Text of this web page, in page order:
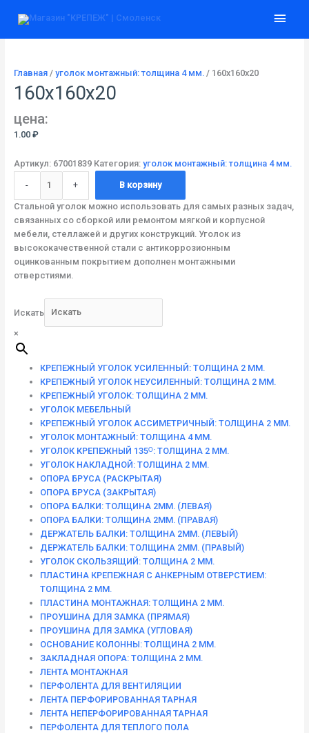
Главная/ уголок монтажный: толщина 4 мм. / 160x160x20
160x160x20
цена:
1.00 ₽
Артикул: 67001839 Категория: уголок монтажный: толщина 4 мм.
-
товара
+ В корзину
Стальной уголок можно использовать для самых разных задач,
связанных со сборкой или ремонтом мягкой и корпусной
мебели, стеллажей и других конструкций. Уголок из
высококачественной стали с антикоррозионным
оцинкованным покрытием дополнен монтажными
отверстиями.
Искать
×
КРЕПЕЖНЫЙ УГОЛОК УСИЛЕННЫЙ: ТОЛЩИНА 2 ММ.
КРЕПЕЖНЫЙ УГОЛОК НЕУСИЛЕННЫЙ: ТОЛЩИНА 2 ММ.
КРЕПЕЖНЫЙ УГОЛОК: ТОЛЩИНА 2 ММ.
УГОЛОК МЕБЕЛЬНЫЙ
КРЕПЕЖНЫЙ УГОЛОК АССИМЕТРИЧНЫЙ: ТОЛЩИНА 2 ММ.
УГОЛОК МОНТАЖНЫЙ: ТОЛЩИНА 4 ММ.
УГОЛОК КРЕПЕЖНЫЙ 135ᴼ: ТОЛЩИНА 2 ММ.
УГОЛОК НАКЛАДНОЙ: ТОЛЩИНА 2 ММ.
ОПОРА БРУСА (РАСКРЫТАЯ)
ОПОРА БРУСА (ЗАКРЫТАЯ)
ОПОРА БАЛКИ: ТОЛЩИНА 2ММ. (ЛЕВАЯ)
ОПОРА БАЛКИ: ТОЛЩИНА 2ММ. (ПРАВАЯ)
ДЕРЖАТЕЛЬ БАЛКИ: ТОЛЩИНА 2ММ. (ЛЕВЫЙ)
ДЕРЖАТЕЛЬ БАЛКИ: ТОЛЩИНА 2ММ. (ПРАВЫЙ)
УГОЛОК СКОЛЬЗЯЩИЙ: ТОЛЩИНА 2 ММ.
ПЛАСТИНА КРЕПЕЖНАЯ С АНКЕРНЫМ ОТВЕРСТИЕМ:
ТОЛЩИНА 2 ММ.
ПЛАСТИНА МОНТАЖНАЯ: ТОЛЩИНА 2 ММ.
ПРОУШИНА ДЛЯ ЗАМКА (ПРЯМАЯ)
ПРОУШИНА ДЛЯ ЗАМКА (УГЛОВАЯ)
ОСНОВАНИЕ КОЛОННЫ: ТОЛЩИНА 2 ММ.
ЗАКЛАДНАЯ ОПОРА: ТОЛЩИНА 2 ММ.
ЛЕНТА МОНТАЖНАЯ
ПЕРФОЛЕНТА ДЛЯ ВЕНТИЛЯЦИИ
ЛЕНТА ПЕРФОРИРОВАННАЯ ТАРНАЯ
ЛЕНТА НЕПЕРФОРИРОВАННАЯ ТАРНАЯ
ПЕРФОЛЕНТА ДЛЯ ТЕПЛОГО ПОЛА